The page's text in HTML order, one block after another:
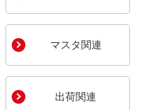
マスタ関連
出荷関連